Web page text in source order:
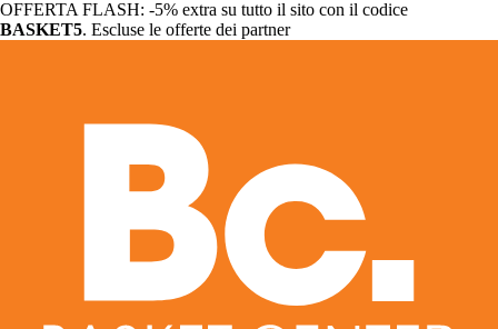
OFFERTA FLASH: -5% extra su tutto il sito con il codice
BASKET5. Escluse le offerte dei partner